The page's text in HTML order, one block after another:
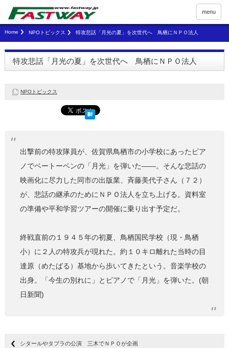
menu
Home NPOトピックス 特攻悲話「月光の夏」を次世代へ 鳥栖にＮＰＯ法人
特攻悲話「月光の夏」を次世代へ 鳥栖にＮＰＯ法人
NPOトピックス
出撃前の特攻隊員が、佐賀県鳥栖市の小学校にあったピア
ノでベートーベンの「月光」を弾いた――。そんな悲話の
映画化に尽力した同市の出版業、斉藤美代子さん（７２）
が、悲話の継承のためにＮＰＯ法人を立ち上げる。資料室
の準備や平和学習ツアーの開催に乗り出す予定だ。
終戦直前の１９４５年の初夏、鳥栖国民学校（現・鳥栖
小）に２人の特攻兵が現れた。約１０キロ離れた当時の目
達原（めたばる）基地から歩いてきたという。音楽学校の
出身。「今生の別れに」とピアノで「月光」を弾いた。(朝
日新聞)
シタールやタブラの公演 三木でＮＰＯが企画